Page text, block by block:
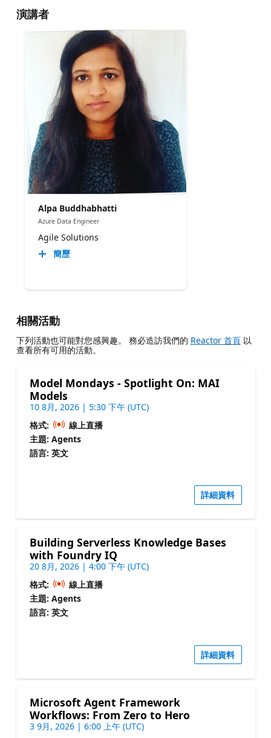
演講者
Alpa Buddhabhatti
Azure Data Engineer
Agile Solutions
簡歷
相關活動
下列活動也可能對您感興趣。 務必造訪我們的 Reactor 首頁以
查看所有可用的活動。
Model Mondays - Spotlight On: MAI
Models
10 8月, 2026 | 5:30 下午 (UTC)
格式:
線上直播
主題: Agents
語言: 英文
詳細資料
Building Serverless Knowledge Bases
with Foundry IQ
20 8月, 2026 | 4:00 下午 (UTC)
格式:
線上直播
主題: Agents
語言: 英文
詳細資料
Microsoft Agent Framework
Workflows: From Zero to Hero
3 9月, 2026 | 6:00 上午 (UTC)